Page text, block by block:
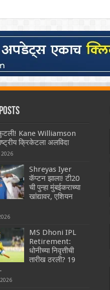
Kane Williamson
क्रिकेटला अलविदा
2026
Shreyas Iyer
कॅप्टन झाला! टी20
ची पुन्हा मुंबईकराच्या
खांद्यावर, एशियन
MS Dhoni IPL
Retirement:
धोनीच्या निवृत्तीची
तारीख ठरली? 19